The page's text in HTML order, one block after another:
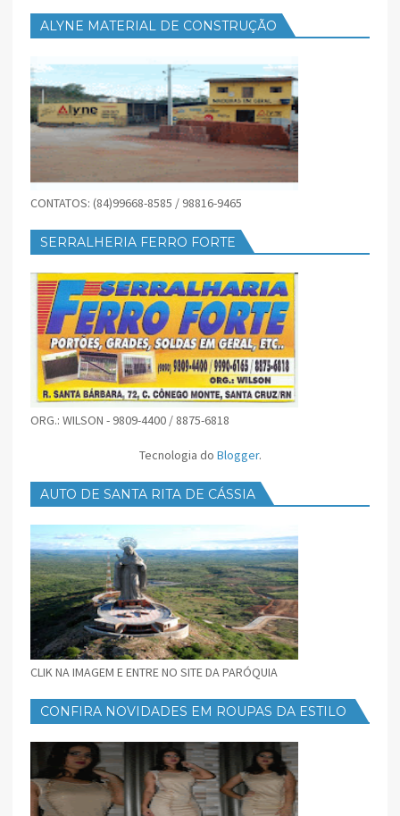
ALYNE MATERIAL DE CONSTRUÇÃO
CONTATOS: (84)99668-8585 / 98816-9465
SERRALHERIA FERRO FORTE
ORG.: WILSON - 9809-4400 / 8875-6818
Tecnologia do Blogger.
AUTO DE SANTA RITA DE CÁSSIA
CLIK NA IMAGEM E ENTRE NO SITE DA PARÓQUIA
CONFIRA NOVIDADES EM ROUPAS DA ESTILO